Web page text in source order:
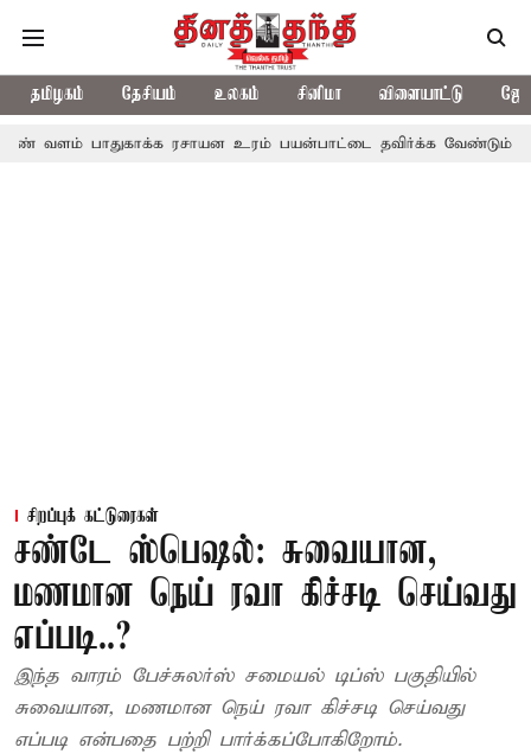
தமிழகம் தேசியம் உலகம் சினிமா விளையாட்டு
வளம் பாதுகாக்க ரசாயன உரம் பயன்பாட்டை தவிர்க்க வேண்டும்:
சிறப்புக் கட்டுரைகள்
சண்டே ஸ்பெஷல்: சுவையான,
மணமான நெய் ரவா கிச்சடி செய்வது
எப்படி..?
இந்த வாரம் பேச்சுலர்ஸ் சமையல் டிப்ஸ் பகுதியில்
சுவையான, மணமான நெய் ரவா கிச்சடி செய்வது
எப்படி என்பதை பற்றி பார்க்கப்போகிறோம்.